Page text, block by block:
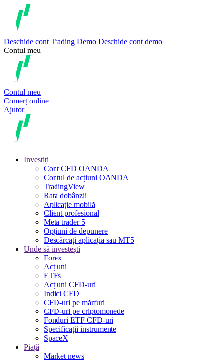
Deschide cont Trading Demo Deschide cont demo
Contul meu
Contul meu
Comerț online
Ajutor
Investiți
Cont CFD OANDA
Contul de acțiuni OANDA
TradingView
Rata dobânzii
Aplicație mobilă
Client profesional
Meta trader 5
Opțiuni de depunere
Descărcați aplicația sau MT5
Unde să investești
Forex
Acțiuni
ETFs
Acțiuni CFD-uri
Indici CFD
CFD-uri pe mărfuri
CFD-uri pe criptomonede
Fonduri ETF CFD-uri
Specificații instrumente
SpaceX
Piață
Market news